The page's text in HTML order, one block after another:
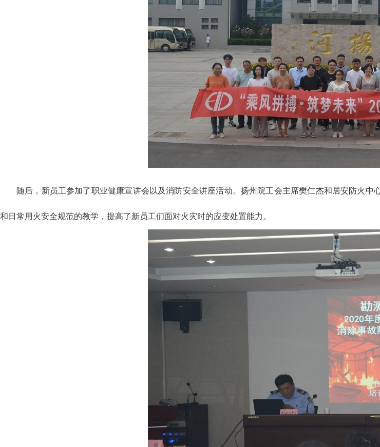
随后，新员工参加了职业健康宣讲会以及消防安全讲座活动。扬州院工会主席樊仁杰和居安防火
和日常用火安全规范的教学，提高了新员工们面对火灾时的应变处置能力。